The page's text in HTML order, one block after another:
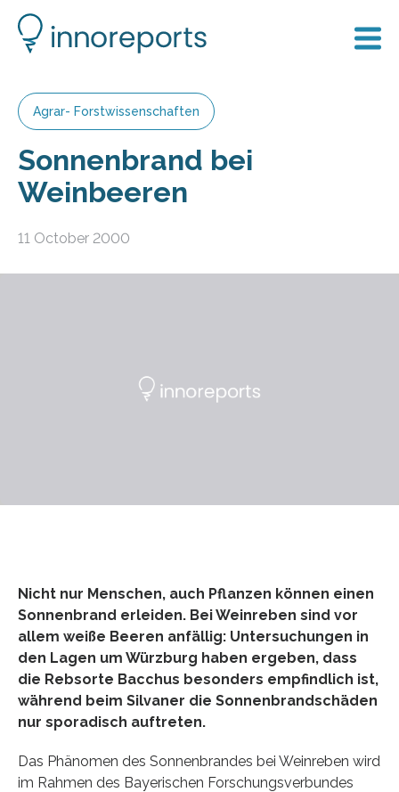
Agrar- Forstwissenschaften
Sonnenbrand bei
Weinbeeren
11 October 2000
Nicht nur Menschen, auch Pflanzen können einen
Sonnenbrand erleiden. Bei Weinreben sind vor
allem weiße Beeren anfällig: Untersuchungen in
den Lagen um Würzburg haben ergeben, dass
die Rebsorte Bacchus besonders empfindlich ist,
während beim Silvaner die Sonnenbrandschäden
nur sporadisch auftreten.
Das Phänomen des Sonnenbrandes bei Weinreben wird
im Rahmen des Bayerischen Forschungsverbundes